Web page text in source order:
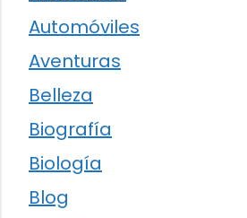
Automóviles
Aventuras
Belleza
Biografía
Biología
Blog